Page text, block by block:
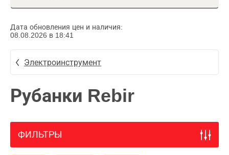
Дата обновления цен и наличия:
08.08.2026 в 18:41
Электроинструмент
Рубанки Rebir
ФИЛЬТРЫ